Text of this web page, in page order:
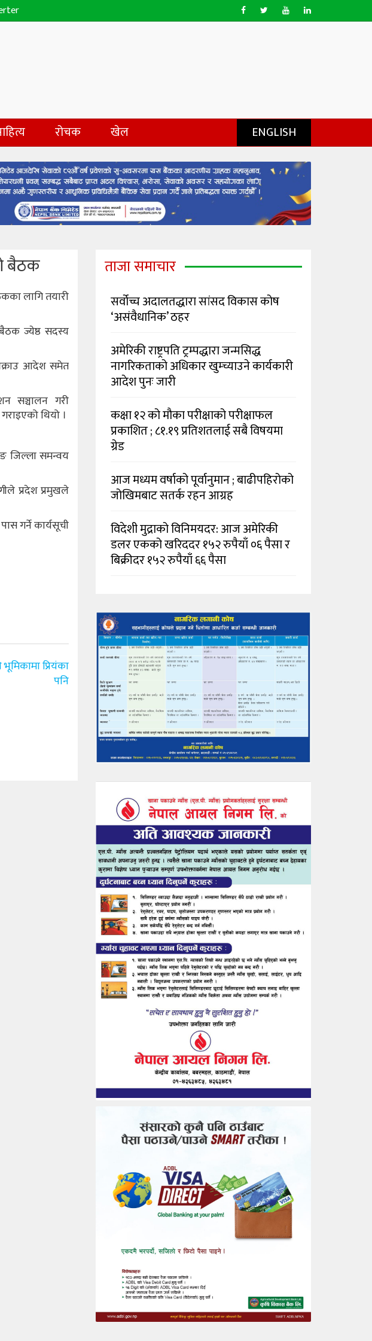
रोचक खेल ENGLISH
बैठक
लागि तयारी
ज्येष्ठ सदस्य
आदेश समेत
सञ्चालन गरी
थियो ।
जिल्ला समन्वय
प्रदेश प्रमुखले
गर्ने कार्यसूची
भूमिकामा प्रियंका
पनि
ताजा समाचार
सर्वोच्च अदालतद्धारा सांसद विकास कोष
‘असंवैधानिक’ ठहर
अमेरिकी राष्ट्रपति ट्रम्पद्धारा जन्मसिद्ध
नागरिकताको अधिकार खुम्च्याउने कार्यकारी
आदेश पुनः जारी
कक्षा १२ को मौका परीक्षाको परीक्षाफल
प्रकाशित ; ८१.१९ प्रतिशतलाई सबै विषयमा
ग्रेड
आज मध्यम वर्षाको पूर्वानुमान ; बाढीपहिरोको
जोखिमबाट सतर्क रहन आग्रह
विदेशी मुद्राको विनिमयदर: आज अमेरिकी
डलर एकको खरिददर १५२ रुपैयाँ ०६ पैसा र
बिक्रीदर १५२ रुपैयाँ ६६ पैसा